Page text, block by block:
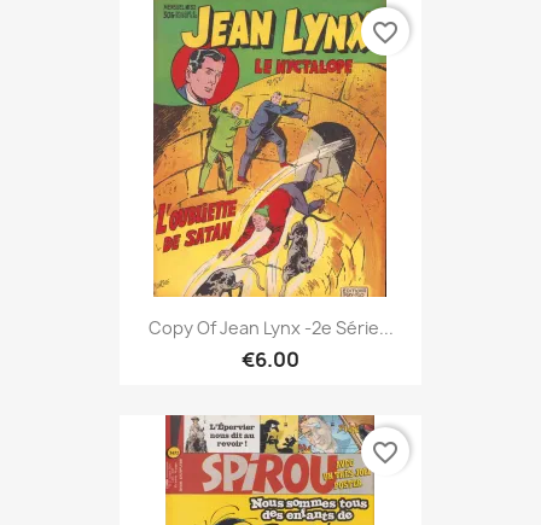
Copy Of Jean Lynx -2e Série...
€6.00
favorite_border
favorite_border